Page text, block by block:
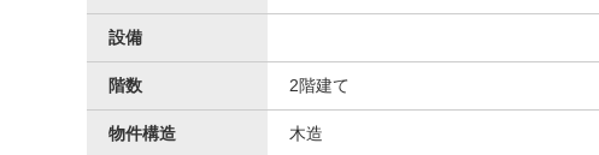
設備
階数 2階建て
物件構造 木造